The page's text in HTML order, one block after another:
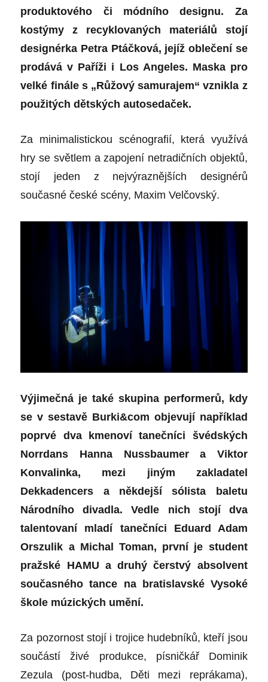
produktového či módního designu. Za
kostýmy z recyklovaných materiálů stojí
designérka Petra Ptáčková, jejíž oblečení se
prodává v Paříži i Los Angeles. Maska pro
velké finále s „Růžový samurajem“ vznikla z
použitých dětských autosedaček.
Za minimalistickou scénografií, která využívá
hry se světlem a zapojení netradičních objektů,
stojí jeden z nejvýraznějších designérů
současné české scény, Maxim Velčovský.
Výjimečná je také skupina performerů, kdy
se v sestavě Burki&com objevují například
poprvé dva kmenoví tanečníci švédských
Norrdans Hanna Nussbaumer a Viktor
Konvalinka, mezi jiným zakladatel
Dekkadencers a někdejší sólista baletu
Národního divadla. Vedle nich stojí dva
talentovaní mladí tanečníci Eduard Adam
Orszulik a Michal Toman, první je student
pražské HAMU a druhý čerstvý absolvent
současného tance na bratislavské Vysoké
škole múzických umění.
Za pozornost stojí i trojice hudebníků, kteří jsou
součástí živé produkce, písničkář Dominik
Zezula (post-hudba, Děti mezi reprákama),